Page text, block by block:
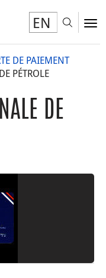
EN
DE PAIEMENT
PÉTROLE
DE